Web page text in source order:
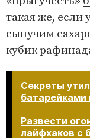
такая же, если
сыпучим
кубик
Секреты
батарейками
Развести
лайфхаков с